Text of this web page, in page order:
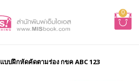
0
แบบฝึกหัดคัดตามร่อง กขค ABC 123